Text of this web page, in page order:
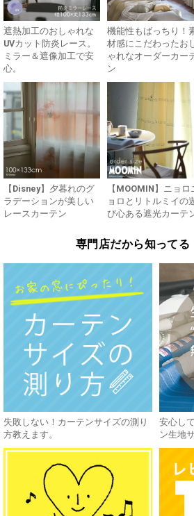
遮熱加工のおしゃれな
UVカット防炎レース。
ミラー＆遮像加工で安
心。
機能性もばっちり！
材感にこだわったお
ゃれなオーダーカー
ン
【Disney】夕暮れのグ
ラデーションが美しい
レースカーテン
【MOOMIN】ニョロ
ョロとリトルミイの
び心ある遮光カーテ
専門店だから知ってる
失敗しない！カーテンサイズの測り
方教えます。
安心し
ン生地